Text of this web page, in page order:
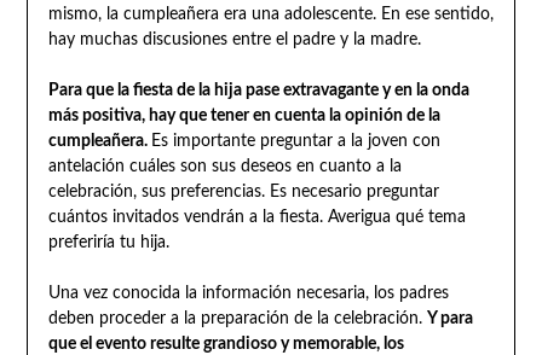
mismo, la cumpleañera era una adolescente. En ese sentido,
hay muchas discusiones entre el padre y la madre.
Para que la fiesta de la hija pase extravagante y en la onda
más positiva, hay que tener en cuenta la opinión de la
cumpleañera. Es importante preguntar a la joven con
antelación cuáles son sus deseos en cuanto a la
celebración, sus preferencias. Es necesario preguntar
cuántos invitados vendrán a la fiesta. Averigua qué tema
preferiría tu hija.
Una vez conocida la información necesaria, los padres
deben proceder a la preparación de la celebración. Y para
que el evento resulte grandioso y memorable, los